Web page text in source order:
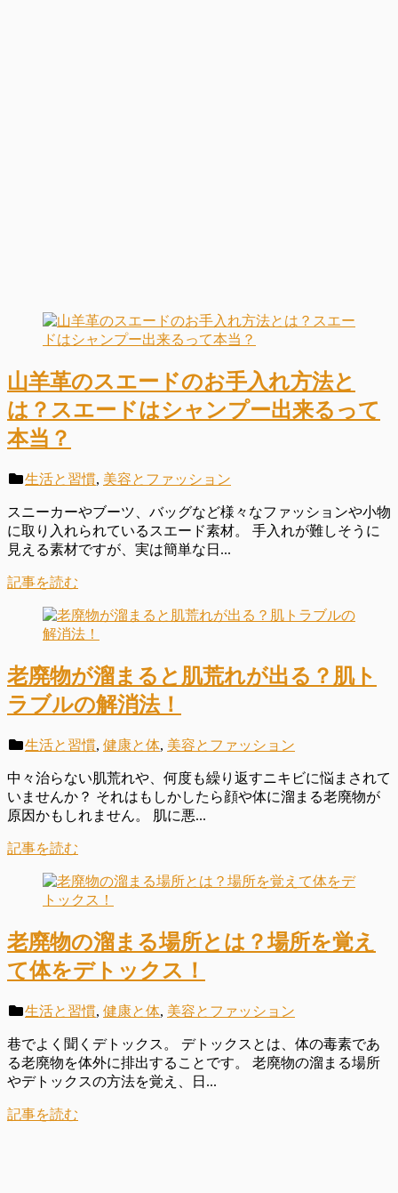
山羊革のスエードのお手入れ方法と
は？スエードはシャンプー出来るって
本当？
生活と習慣, 美容とファッション
スニーカーやブーツ、バッグなど様々なファッションや小物
に取り入れられているスエード素材。 手入れが難しそうに
見える素材ですが、実は簡単な日...
記事を読む
老廃物が溜まると肌荒れが出る？肌ト
ラブルの解消法！
生活と習慣, 健康と体, 美容とファッション
中々治らない肌荒れや、何度も繰り返すニキビに悩まされて
いませんか？ それはもしかしたら顔や体に溜まる老廃物が
原因かもしれません。 肌に悪...
記事を読む
老廃物の溜まる場所とは？場所を覚え
て体をデトックス！
生活と習慣, 健康と体, 美容とファッション
巷でよく聞くデトックス。 デトックスとは、体の毒素であ
る老廃物を体外に排出することです。 老廃物の溜まる場所
やデトックスの方法を覚え、日...
記事を読む